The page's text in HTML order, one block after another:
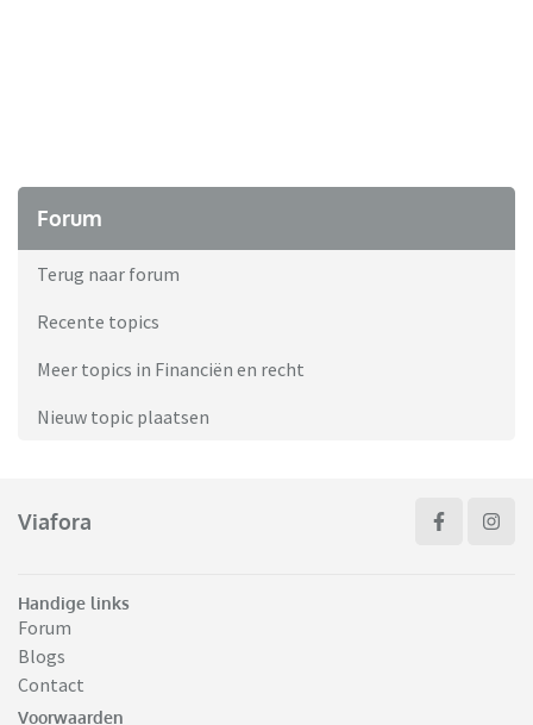
Forum
Terug naar forum
Recente topics
Meer topics in Financiën en recht
Nieuw topic plaatsen
Viafora
Handige links
Forum
Blogs
Contact
Voorwaarden